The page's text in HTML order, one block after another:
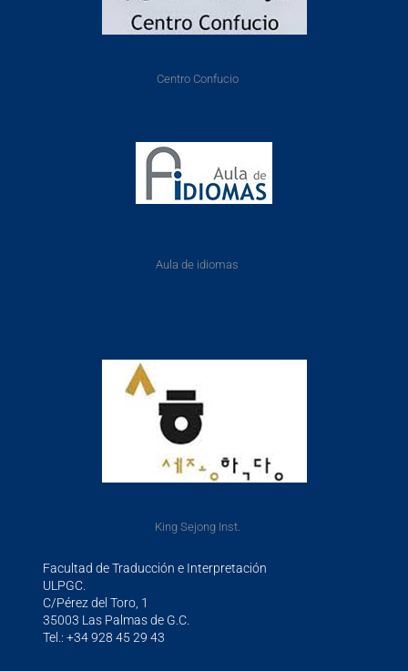
Centro Confucio
Aula de idiomas
King Sejong Inst.
Facultad de Traducción e Interpretación
ULPGC.
C/Pérez del Toro, 1
35003 Las Palmas de G.C.
Tel.: +34 928 45 29 43